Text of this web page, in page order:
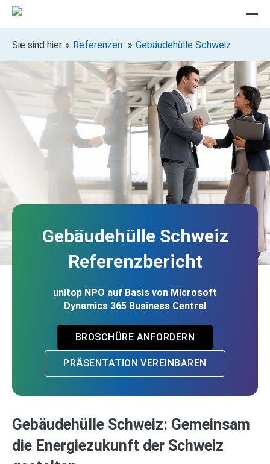
Sie sind hier Referenzen Gebäudehülle Schweiz
Gebäudehülle Schweiz
Referenzbericht
unitop NPO auf Basis von Microsoft
Dynamics 365 Business Central
BROSCHÜRE ANFORDERN
PRÄSENTATION VEREINBAREN
Gebäudehülle Schweiz: Gemeinsam
die Energiezukunft der Schweiz